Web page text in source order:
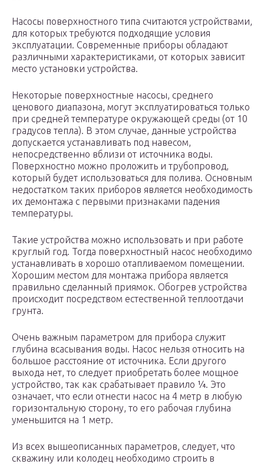
Насосы поверхностного типа считаются устройствами,
для которых требуются подходящие условия
эксплуатации. Современные приборы обладают
различными характеристиками, от которых зависит
место установки устройства.
Некоторые поверхностные насосы, среднего
ценового диапазона, могут эксплуатироваться только
при средней температуре окружающей среды (от 10
градусов тепла). В этом случае, данные устройства
допускается устанавливать под навесом,
непосредственно вблизи от источника воды.
Поверхностно можно проложить и трубопровод,
который будет использоваться для полива. Основным
недостатком таких приборов является необходимость
их демонтажа с первыми признаками падения
температуры.
Такие устройства можно использовать и при работе
круглый год. Тогда поверхностный насос необходимо
устанавливать в хорошо отапливаемом помещении.
Хорошим местом для монтажа прибора является
правильно сделанный приямок. Обогрев устройства
происходит посредством естественной теплоотдачи
грунта.
Очень важным параметром для прибора служит
глубина всасывания воды. Насос нельзя относить на
большое расстояние от источника. Если другого
выхода нет, то следует приобретать более мощное
устройство, так как срабатывает правило ¼. Это
означает, что если отнести насос на 4 метр в любую
горизонтальную сторону, то его рабочая глубина
уменьшится на 1 метр.
Из всех вышеописанных параметров, следует, что
скважину или колодец необходимо строить в